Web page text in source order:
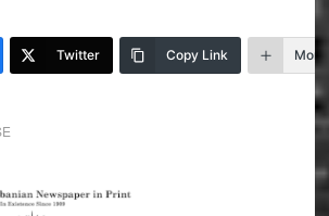
Twitter Copy Link More